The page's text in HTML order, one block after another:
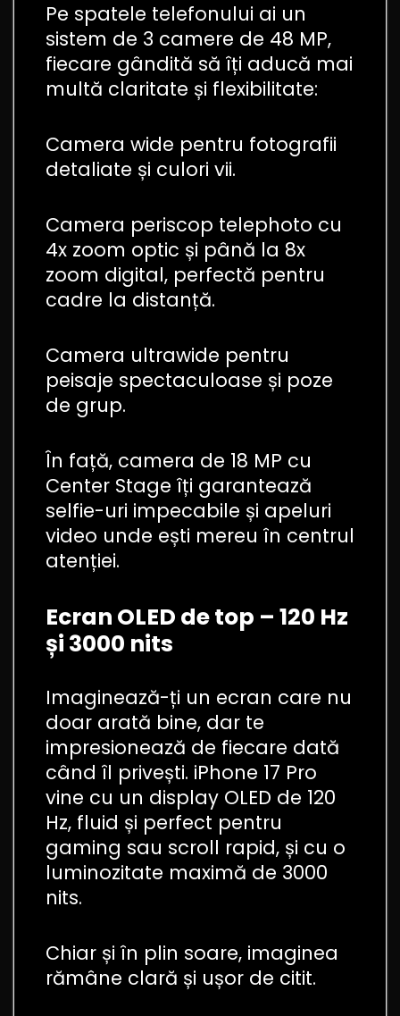
Pe spatele telefonului ai un
sistem de 3 camere de 48 MP,
fiecare gândită să îți aducă mai
multă claritate și flexibilitate:
Camera wide pentru fotografii
detaliate și culori vii.
Camera periscop telephoto cu
4x zoom optic și până la 8x
zoom digital, perfectă pentru
cadre la distanță.
Camera ultrawide pentru
peisaje spectaculoase și poze
de grup.
În față, camera de 18 MP cu
Center Stage îți garantează
selfie-uri impecabile și apeluri
video unde ești mereu în centrul
atenției.
Ecran OLED de top – 120 Hz
și 3000 nits
Imaginează-ți un ecran care nu
doar arată bine, dar te
impresionează de fiecare dată
când îl privești. iPhone 17 Pro
vine cu un display OLED de 120
Hz, fluid și perfect pentru
gaming sau scroll rapid, și cu o
luminozitate maximă de 3000
nits.
Chiar și în plin soare, imaginea
rămâne clară și ușor de citit.